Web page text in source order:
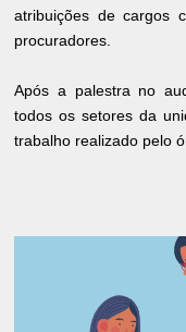
atribuições de cargos
procuradores.
Após a palestra no
todos os setores da
trabalho realizado pelo